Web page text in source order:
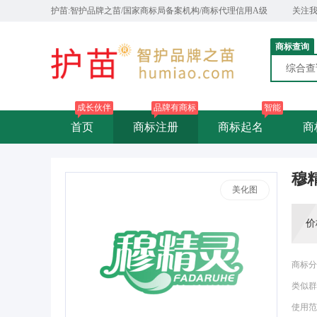
护苗:智护品牌之苗/国家商标局备案机构/商标代理信用A级 关注
商标查询
综合
首页
成长伙伴
商标注册
品牌有商标
商标起名
智能
商
美化图
穆
商标
类似
使用